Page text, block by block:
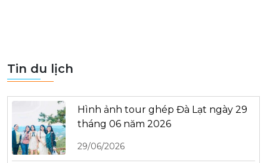
Tin du lịch
Hình ảnh tour ghép Đà Lạt ngày 29
tháng 06 năm 2026
29/06/2026